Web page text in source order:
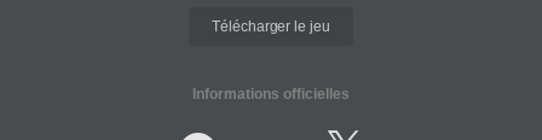
Télécharger le jeu
Informations officielles